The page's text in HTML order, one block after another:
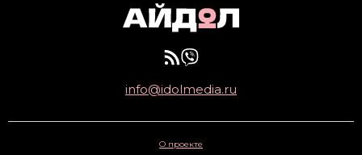
info@idolmedia.ru
О проекте